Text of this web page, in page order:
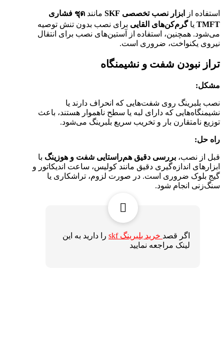
استفاده از ابزار نصب تخصصی SKF مانند
ชุด فشاری
TMFT یاگرم‌کن‌های القایی برای نصب بدون تنش توصیه
می‌شود. همچنین، استفاده از آستین‌های نصب برای انتقال
نیروی یکنواخت، ضروری است.
تراز نبودن شفت و نشیمنگاه
مشکل:
نصب بلبرینگ روی شفت‌هایی که انحراف دارند یا
نشیمنگاه‌هایی که دارای لبه یا سطح ناهموار هستند، باعث
توزیع نامتقارن بار و تخریب سریع بلبرینگ می‌شود.
راه حل:
قبل از نصب، بررسی دقیق هم‌راستایی شفت و هوزینگ با
ابزارهای اندازه‌گیری دقیق مانند کولیس، ساعت اندیکاتور و
گیج بلوک ضروری است. در صورت لزوم، تراشکاری یا
سنگ‌زنی انجام شود.
اگر قصد خرید بلبرینگ skf
را دارید به این
لینک مراجعه نمایید